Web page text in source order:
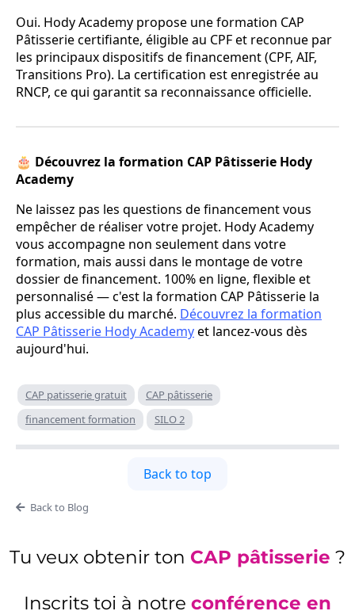
Oui. Hody Academy propose une formation CAP
Pâtisserie certifiante, éligible au CPF et reconnue par
les principaux dispositifs de financement (CPF, AIF,
Transitions Pro). La certification est enregistrée au
RNCP, ce qui garantit sa reconnaissance officielle.
🎂 Découvrez la formation CAP Pâtisserie Hody
Academy
Ne laissez pas les questions de financement vous
empêcher de réaliser votre projet. Hody Academy
vous accompagne non seulement dans votre
formation, mais aussi dans le montage de votre
dossier de financement. 100% en ligne, flexible et
personnalisé — c'est la formation CAP Pâtisserie la
plus accessible du marché. Découvrez la formation
CAP Pâtisserie Hody Academyet lancez-vous dès
aujourd'hui.
CAP patisserie gratuit
CAP pâtisserie
financement formation
SILO 2
Back to top
Back to Blog
Tu veux obtenir ton CAP pâtisserie ?
Inscrits toi à notre conférence en